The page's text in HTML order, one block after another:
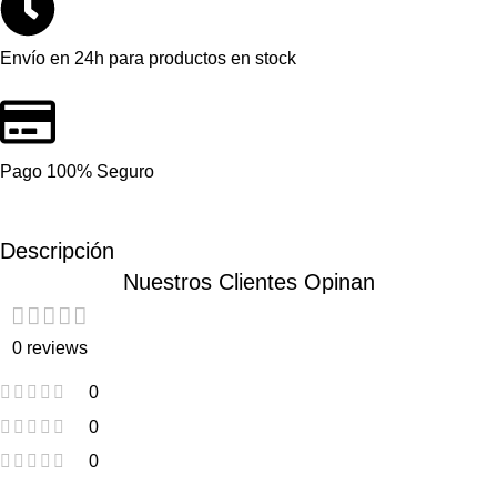
Envío en 24h para productos en stock
Pago 100% Seguro
Descripción
Nuestros Clientes Opinan
0 reviews
0
0
0